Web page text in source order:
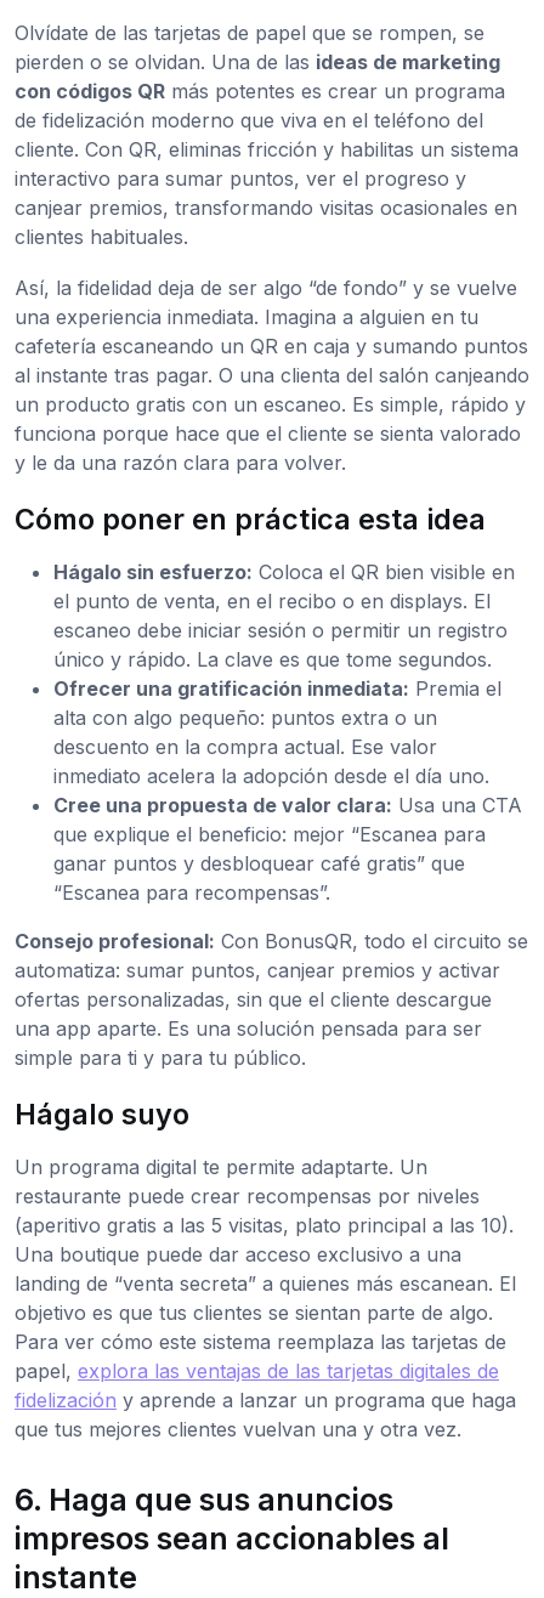
Olvídate de las tarjetas de papel que se rompen, se
pierden o se olvidan. Una de las ideas de marketing
con códigos QR más potentes es crear un programa
de fidelización moderno que viva en el teléfono del
cliente. Con QR, eliminas fricción y habilitas un sistema
interactivo para sumar puntos, ver el progreso y
canjear premios, transformando visitas ocasionales en
clientes habituales.
Así, la fidelidad deja de ser algo “de fondo” y se vuelve
una experiencia inmediata. Imagina a alguien en tu
cafetería escaneando un QR en caja y sumando puntos
al instante tras pagar. O una clienta del salón canjeando
un producto gratis con un escaneo. Es simple, rápido y
funciona porque hace que el cliente se sienta valorado
y le da una razón clara para volver.
Cómo poner en práctica esta idea
Hágalo sin esfuerzo: Coloca el QR bien visible en
el punto de venta, en el recibo o en displays. El
escaneo debe iniciar sesión o permitir un registro
único y rápido. La clave es que tome segundos.
Ofrecer una gratificación inmediata: Premia el
alta con algo pequeño: puntos extra o un
descuento en la compra actual. Ese valor
inmediato acelera la adopción desde el día uno.
Cree una propuesta de valor clara: Usa una CTA
que explique el beneficio: mejor “Escanea para
ganar puntos y desbloquear café gratis” que
“Escanea para recompensas”.
Consejo profesional: Con BonusQR, todo el circuito se
automatiza: sumar puntos, canjear premios y activar
ofertas personalizadas, sin que el cliente descargue
una app aparte. Es una solución pensada para ser
simple para ti y para tu público.
Hágalo suyo
Un programa digital te permite adaptarte. Un
restaurante puede crear recompensas por niveles
(aperitivo gratis a las 5 visitas, plato principal a las 10).
Una boutique puede dar acceso exclusivo a una
landing de “venta secreta” a quienes más escanean. El
objetivo es que tus clientes se sientan parte de algo.
Para ver cómo este sistema reemplaza las tarjetas de
papel, explora las ventajas de las tarjetas digitales de
fidelización y aprende a lanzar un programa que haga
que tus mejores clientes vuelvan una y otra vez.
6. Haga que sus anuncios
impresos sean accionables al
instante